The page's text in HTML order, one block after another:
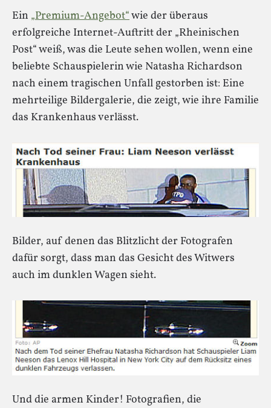
Ein „Premium-Angebot“wie der überaus
erfolgreiche Internet-Auftritt der „Rheinischen
Post“ weiß, was die Leute sehen wollen, wenn eine
beliebte Schauspielerin wie Natasha Richardson
nach einem tragischen Unfall gestorben ist: Eine
mehrteilige Bildergalerie, die zeigt, wie ihre Familie
das Krankenhaus verlässt.
Bilder, auf denen das Blitzlicht der Fotografen
dafür sorgt, dass man das Gesicht des Witwers
auch im dunklen Wagen sieht.
Und die armen Kinder! Fotografien, die